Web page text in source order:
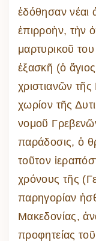
ἐδόθησαν νέαι
ἐπιρροὴν, τὴν
μαρτυρικοῦ
ἐξασκῆ (ὁ
χριστιανῶν
χωρίον τῆς
νομοῦ
παράδοσις, ὁ
τοῦτον
χρόνους τῆς
παρηγορίαν
Μακεδονίας,
προφητείας